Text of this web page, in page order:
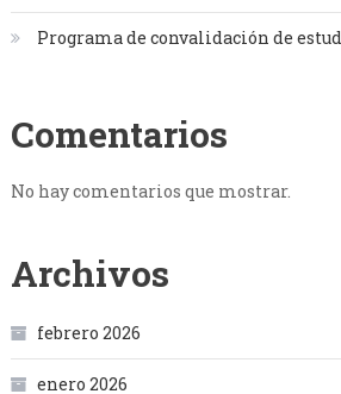
Programa de convalidación de
Comentarios
No hay comentarios que mostrar.
Archivos
febrero 2026
enero 2026